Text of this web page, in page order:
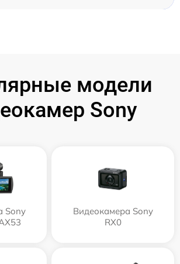
модели
Sony
Sony
Видеокамера Sony
RX0